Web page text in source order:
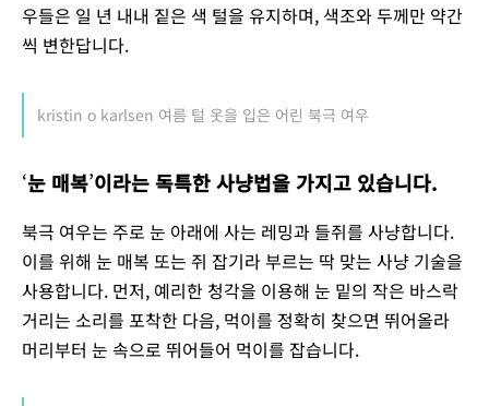
우들은 일 년 내내 짙은 색 털을 유지하며, 색조와 두께만 약간
씩 변한답니다.
kristin o karlsen 여름 털 옷을 입은 어린 북극 여우
‘눈 매복’이라는 독특한 사냥법을 가지고 있습니다.
북극 여우는 주로 눈 아래에 사는 레밍과 들쥐를 사냥합니다.
이를 위해 눈 매복 또는 쥐 잡기라 부르는 딱 맞는 사냥 기술을
사용합니다. 먼저, 예리한 청각을 이용해 눈 밑의 작은 바스락
거리는 소리를 포착한 다음, 먹이를 정확히 찾으면 뛰어올라
머리부터 눈 속으로 뛰어들어 먹이를 잡습니다.